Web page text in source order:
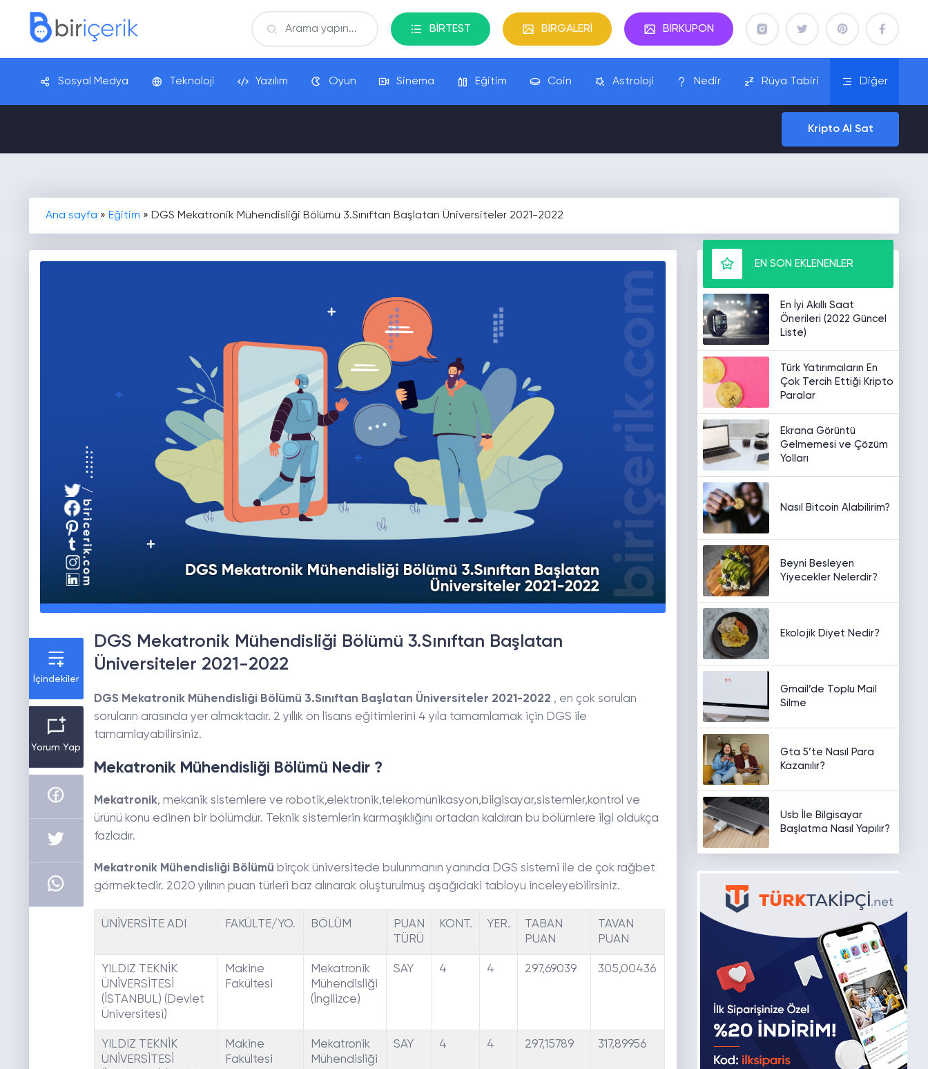
BİRTEST BİRGALERİ BİRKUPON
Sosyal Medya Teknoloji Yazılım Oyun Sinema Eğitim Coin Astroloji Nedir Rüya Tabiri Diğer
Kripto Al Sat
Ana sayfa » Eğitim » DGS Mekatronik Mühendisliği Bölümü 3.Sınıftan Başlatan Üniversiteler 2021-2022
İçindekiler
Yorum Yap
DGS Mekatronik Mühendisliği Bölümü 3.Sınıftan Başlatan
Üniversiteler 2021-2022
DGS Mekatronik Mühendisliği Bölümü 3.Sınıftan Başlatan Üniversiteler 2021-2022 , en çok sorulan
soruların arasında yer almaktadır. 2 yıllık ön lisans eğitimlerini 4 yıla tamamlamak için DGS ile
tamamlayabilirsiniz.
Mekatronik Mühendisliği Bölümü Nedir ?
Mekatronik, mekanik sistemlere ve robotik,elektronik,telekomünikasyon,bilgisayar,sistemler,kontrol ve
ürünü konu edinen bir bölümdür. Teknik sistemlerin karmaşıklığını ortadan kaldıran bu bölümlere ilgi oldukça
fazladır.
Mekatronik Mühendisliği Bölümü birçok üniversitede bulunmanın yanında DGS sistemi ile de çok rağbet
görmektedir. 2020 yılının puan türleri baz alınarak oluşturulmuş aşağıdaki tabloyu inceleyebilirsiniz.
ÜNİVERSİTE ADI FAKÜLTE/YO. BÖLÜM
PUAN
TÜRÜ
KONT. YER.
TABAN
PUAN
TAVAN
PUAN
YILDIZ TEKNİK
ÜNİVERSİTESİ
(İSTANBUL) (Devlet
Üniversitesi)
Makine
Fakültesi
Mekatronik
Mühendisliği
(İngilizce)
SAY 4 4 297,69039 305,00436
YILDIZ TEKNİK
ÜNİVERSİTESİ
Makine
Fakültesi
Mekatronik
Mühendisliği
SAY 4 4 297,15789 317,89956
EN SON EKLENENLER
En İyi Akıllı Saat
Önerileri (2022 Güncel
Liste)
Türk Yatırımcıların En
Çok Tercih Ettiği Kripto
Paralar
Ekrana Görüntü
Gelmemesi ve Çözüm
Yolları
Nasıl Bitcoin Alabilirim?
Beyni Besleyen
Yiyecekler Nelerdir?
Ekolojik Diyet Nedir?
Gmail’de Toplu Mail
Silme
Gta 5’te Nasıl Para
Kazanılır?
Usb İle Bilgisayar
Başlatma Nasıl Yapılır?